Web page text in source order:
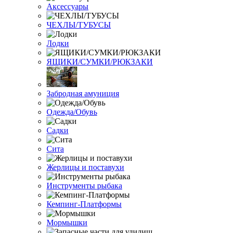
Аксессуары
ЧЕХЛЫ/ТУБУСЫ
Лодки
ЯЩИКИ/СУМКИ/РЮКЗАКИ
Забродная амуниция
Одежда/Обувь
Садки
Сита
Жерлицы и поставухи
Инструменты рыбака
Кемпинг-Платформы
Мормышки